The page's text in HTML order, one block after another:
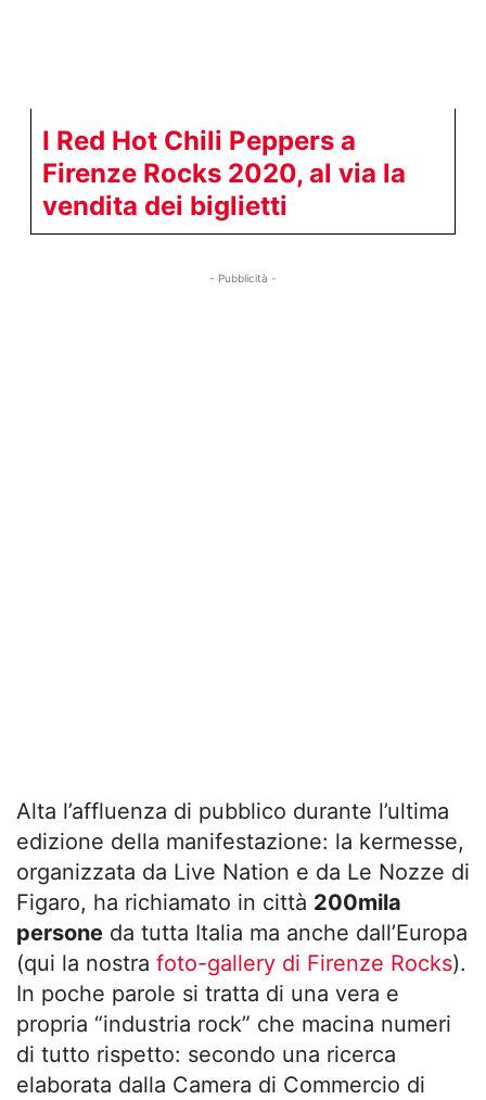
I Red Hot Chili Peppers a
Firenze Rocks 2020, al via la
vendita dei biglietti
- Pubblicità -
Alta l’affluenza di pubblico durante l’ultima
edizione della manifestazione: la kermesse,
organizzata da Live Nation e da Le Nozze di
Figaro, ha richiamato in città 200mila
persone da tutta Italia ma anche dall’Europa
(qui la nostra foto-gallery di Firenze Rocks).
In poche parole si tratta di una vera e
propria “industria rock” che macina numeri
di tutto rispetto: secondo una ricerca
elaborata dalla Camera di Commercio di